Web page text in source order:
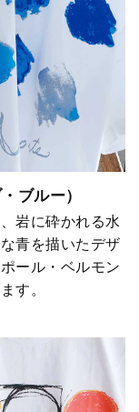
ブルー）
岩に砕かれる水
青を描いたデザ
ール・ベルモン
す。